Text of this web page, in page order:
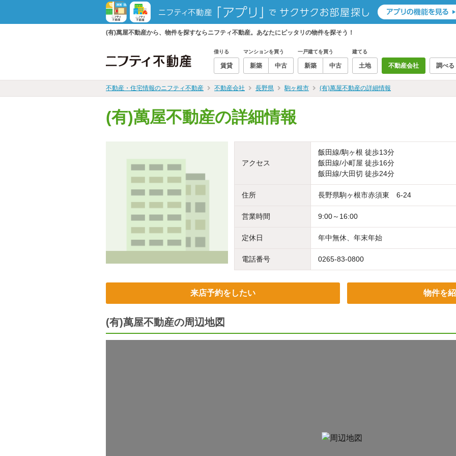
(有)萬屋不動産から、物件を探すならニフティ不動産。あなたにピッタリの物件を探そう！
借りる
賃貸
マンションを買う
新築 中古
一戸建てを買う
新築 中古
建てる
土地 不動産会社 調べる
不動産・住宅情報のニフティ不動産 不動産会社 長野県 駒ヶ根市 (有)萬屋不動産の詳細情報
(有)萬屋不動産の詳細情報
アクセス
飯田線/駒ヶ根 徒歩13分
飯田線/小町屋 徒歩16分
飯田線/大田切 徒歩24分
住所 長野県駒ヶ根市赤須東 6-24
営業時間 9:00～16:00
定休日 年中無休、年末年始
電話番号 0265-83-0800
来店予約をしたい 物件を
(有)萬屋不動産の周辺地図